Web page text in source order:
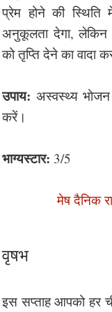
प्रेम होने की
अनुकूलता देगा, लेकिन
को तृप्ति देने का वादा
उपाय: अस्वस्थ्य
करें।
भाग्यस्टार: 3/5
मेष दैनिक
वृषभ
इस सप्ताह आपको हर